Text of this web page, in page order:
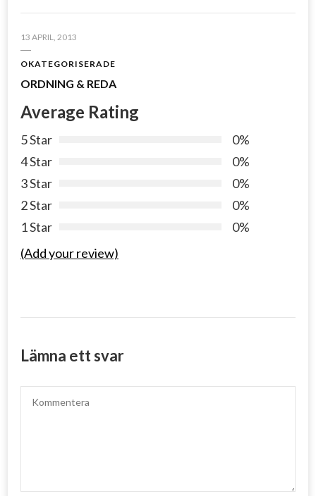
13 APRIL, 2013
OKATEGORISERADE
ORDNING & REDA
Average Rating
5 Star
0%
4 Star
0%
3 Star
0%
2 Star
0%
1 Star
0%
(Add your review)
Lämna ett svar